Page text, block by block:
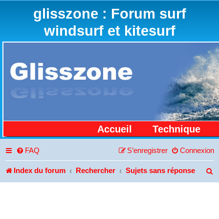
glisszone : Forum surf
windsurf et kitesurf
Accueil Technique
FAQ Connexion
S’enregistrer
Index du forum Rechercher Sujets sans réponse